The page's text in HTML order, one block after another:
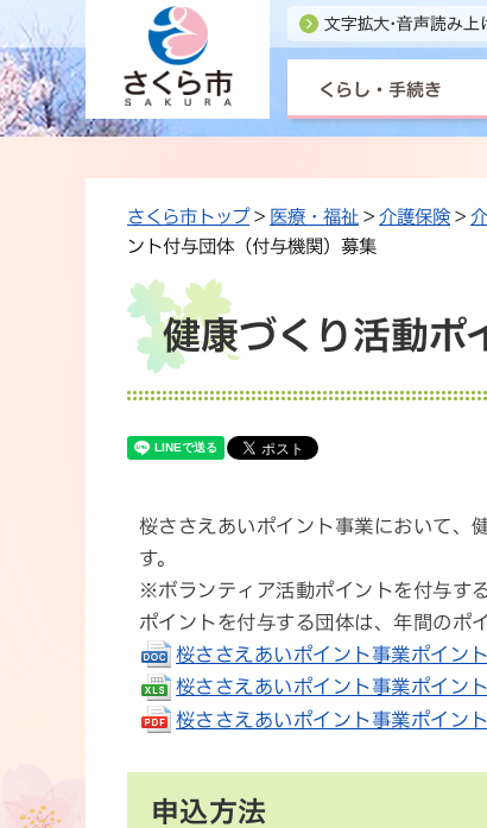
くらし・手続き
さくら市トップ> 医療・福祉 > 介護保険 >
ント付与団体（付与機関）募集
健康づくり活動ポ
桜ささえあいポイント事業において、
す。
※ボランティア活動ポイントを付与す
ポイントを付与する団体は、年間のポ
桜ささえあいポイント事業ポイン
桜ささえあいポイント事業ポイン
桜ささえあいポイント事業ポイン
申込方法